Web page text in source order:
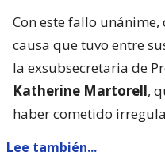
Con este fallo
causa que tuvo entre
la exsubsecretaria de
Katherine Martorell,
haber cometido
Lee también...